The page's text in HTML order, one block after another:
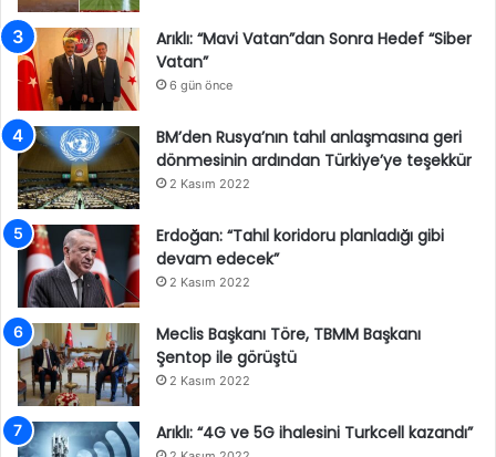
Arıklı: “Mavi Vatan”dan Sonra Hedef “Siber
Vatan”
6 gün önce
BM’den Rusya’nın tahıl anlaşmasına geri
dönmesinin ardından Türkiye’ye teşekkür
2 Kasım 2022
Erdoğan: “Tahıl koridoru planladığı gibi
devam edecek”
2 Kasım 2022
Meclis Başkanı Töre, TBMM Başkanı
Şentop ile görüştü
2 Kasım 2022
Arıklı: “4G ve 5G ihalesini Turkcell kazandı”